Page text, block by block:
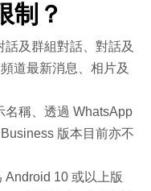
制？
話及群組對話、對話及
道最新消息、相片及
名稱、透過 WhatsApp
版本目前亦不
Android 10 或以上版